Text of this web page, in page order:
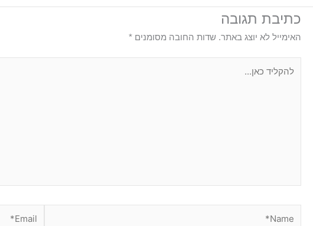
כתיבת תגובה
האימייל לא יוצג באתר. שדות החובה מסומנים *
כאן...